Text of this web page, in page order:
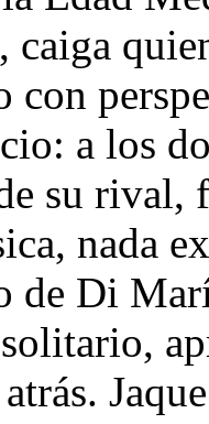
caiga
con
a los
su rival,
nada
de Di